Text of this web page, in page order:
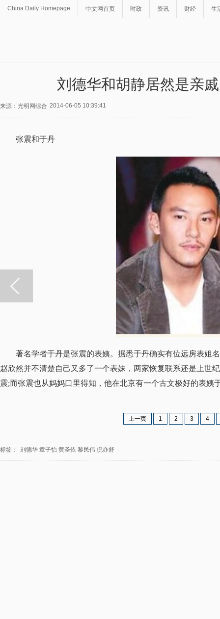
China Daily Homepage 中文网首页 时政 资讯 财经 生
刘德华和胡静居然是亲
来源：光明网综合 2014-06-05 10:39:41
张震和于丹
著名学者于丹是张震的表姨。据悉于丹确实有位远房表姐
赵欣然并不清楚自己又多了一个表妹，两家恢复联系还是上世
震;而张震也从妈妈口里得知，他在北京有一个古文极好的表姨
上一页 1 2 3 4
标签： 刘德华 章子怡 黄圣依 黎民伟 倪亦舒